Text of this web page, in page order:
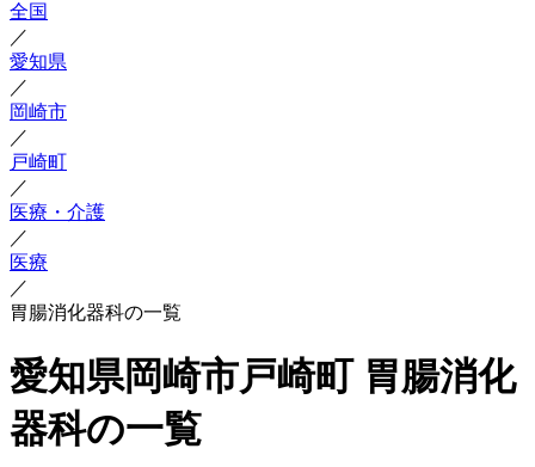
全国
／
愛知県
／
岡崎市
／
戸崎町
／
医療・介護
／
医療
／
胃腸消化器科の一覧
愛知県岡崎市戸崎町 胃腸消化
器科の一覧